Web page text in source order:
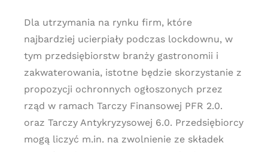
Dla utrzymania na rynku firm, które
najbardziej ucierpiały podczas lockdownu, w
tym przedsiębiorstw branży gastronomii i
zakwaterowania, istotne będzie skorzystanie z
propozycji ochronnych ogłoszonych przez
rząd w ramach Tarczy Finansowej PFR 2.0.
oraz Tarczy Antykryzysowej 6.0. Przedsiębiorcy
mogą liczyć m.in. na zwolnienie ze składek